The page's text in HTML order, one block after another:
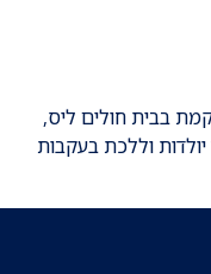
בבית חולים ליס,
ממיון יולדות וללכת בעקבות